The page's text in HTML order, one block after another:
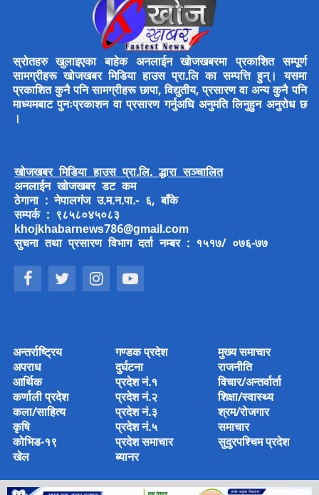
स्रोतहरु खुलाइएका बाहेक अनलाईन खोजखबरमा प्रकाशित सम्पूर्ण
सामग्रीहरू खोजखबर मिडिया हाउस प्रा.लि का सम्पत्ति हुन्। यसमा
प्रकाशित कुनै पनि सामग्रीहरू छापा, विद्युतीय, प्रसारण वा अन्य कुनै पनि
माध्यमबाट पुनःप्रकाशन वा प्रसारण गर्नुअघि अनुमति लिनुहुन अनुरोध छ
।
खोजखबर मिडिया हाउस प्रा.लि. द्धारा सञ्चालित
अनलाईन खोजखबर डट कम
ठेगाना : नेपालगंज उ.म.न.पा.- ६, बाँके
सम्पर्क : ९८५८०४५०८३
khojkhabarnews786@gmail.com
सुचना तथा प्रसारण विभाग दर्ता नम्बर : १५१७/ ०७६-७७
अन्तर्राष्ट्रिय
अपराध
आर्थिक
कर्णाली प्रदेश
कला/साहित्य
कृषि
कोभिड-१९
खेल
गण्डक प्रदेश
दुर्घटना
प्रदेश नं.१
प्रदेश नं.२
प्रदेश नं.३
प्रदेश नं.५
प्रदेश समाचार
ब्यानर
मुख्य समाचार
राजनीति
विचार/अन्तर्वार्ता
शिक्षा/स्वास्थ्य
श्रम/रोजगार
समाचार
सुदुरपश्चिम प्रदेश